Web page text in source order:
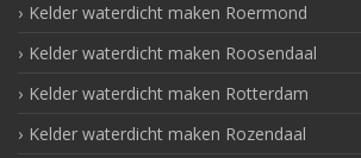
Kelder waterdicht maken Roermond
Kelder waterdicht maken Roosendaal
Kelder waterdicht maken Rotterdam
Kelder waterdicht maken Rozendaal